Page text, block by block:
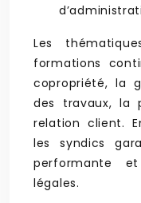
Les
formations
copropriété, la
des travaux, la
relation client.
les syndics
performante
légales.